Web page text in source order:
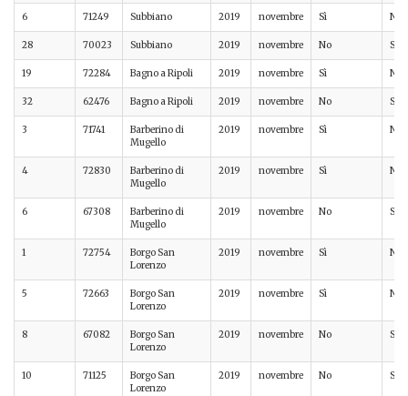
6 71249 Subbiano 2019 novembre Sì No
28 70023 Subbiano 2019 novembre No Sì
19 72284 Bagno a Ripoli 2019 novembre Sì No
32 62476 Bagno a Ripoli 2019 novembre No Sì
3 71741
Barberino di
Mugello
2019 novembre Sì No
4 72830
Barberino di
Mugello
2019 novembre Sì No
6 67308
Barberino di
Mugello
2019 novembre No Sì
1 72754
Borgo San
Lorenzo
2019 novembre Sì No
5 72663
Borgo San
Lorenzo
2019 novembre Sì No
8 67082
Borgo San
Lorenzo
2019 novembre No Sì
10 71125
Borgo San
Lorenzo
2019 novembre No Sì